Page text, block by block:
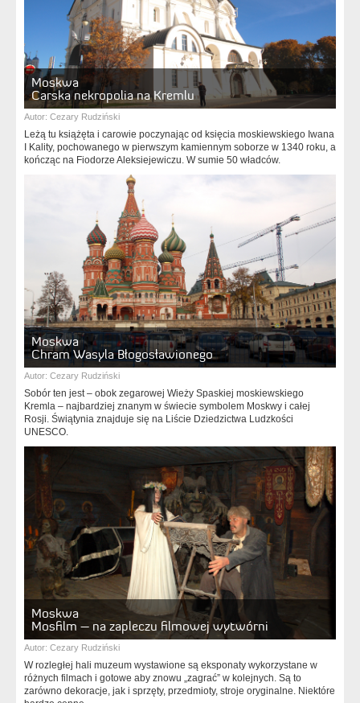
Moskwa
Carska nekropolia na Kremlu
Autor: Cezary Rudziński
Leżą tu książęta i carowie poczynając od księcia moskiewskiego Iwana
I Kality, pochowanego w pierwszym kamiennym soborze w 1340 roku, a
kończąc na Fiodorze Aleksiejewiczu. W sumie 50 władców.
Moskwa
Chram Wasyla Błogosławionego
Autor: Cezary Rudziński
Sobór ten jest – obok zegarowej Wieży Spaskiej moskiewskiego
Kremla – najbardziej znanym w świecie symbolem Moskwy i całej
Rosji. Świątynia znajduje się na Liście Dziedzictwa Ludzkości
UNESCO.
Moskwa
Mosfilm – na zapleczu filmowej wytwórni
Autor: Cezary Rudziński
W rozległej hali muzeum wystawione są eksponaty wykorzystane w
różnych filmach i gotowe aby znowu „zagrać” w kolejnych. Są to
zarówno dekoracje, jak i sprzęty, przedmioty, stroje oryginalne. Niektóre